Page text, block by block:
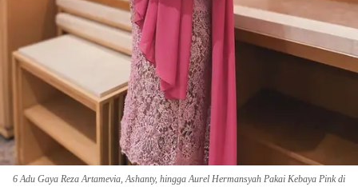
6 Adu Gaya Reza Artamevia, Ashanty, hingga Aurel Hermansyah Pakai Kebaya Pink di